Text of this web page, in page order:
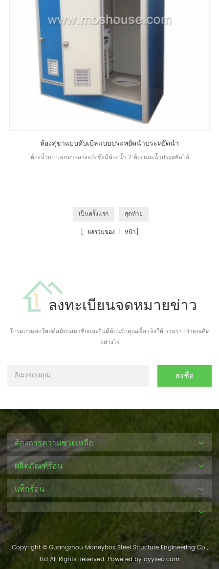
ห้องสุขาแบบดับเบิ้ลแบบประหยัดน้ำประหยัดน้ำ
ห้องน้ำแบบพกพากลางแจ้งซึ่งมีห้องน้ำ 2 ห้องและน้ำประหยัดได้
เป็นครั้งแรก
สุดท้าย
[ ผลรวมของ 1 หน้า]
ลงทะเบียนจดหมายข่าว
โปรดอ่านต่อโพสต์สมัครสมาชิกและยินดีต้อนรับคุณเพื่อแจ้งให้เราทราบว่าคุณคิด
อย่างไร
ต้องการความช่วยเหลือ
ผลิตภัณฑ์ร้อน
แท็กร้อน
Copyright © Guangzhou Moneybox Steel Structure Engineering Co.,
Ltd All Rights Reserved. Powered by dyyseo.com